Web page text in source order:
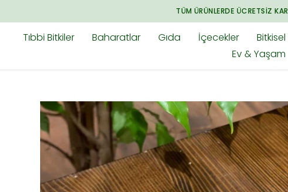
TÜM ÜRÜNLERDE ÜCRETSIZ
Tıbbi Bitkiler Baharatlar Gıda İçecekler
Ev & Yaşam